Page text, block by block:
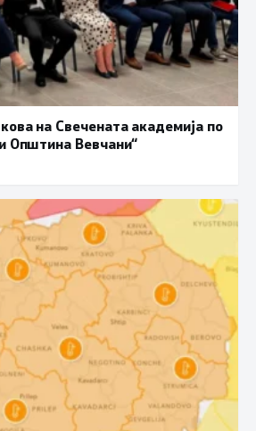
на Свечената академија по
Општина Вевчани“